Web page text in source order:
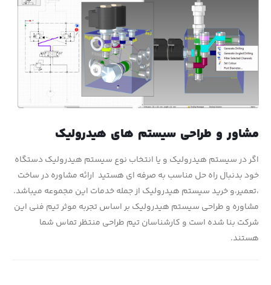
مشاور و طراحی سیستم های هیدرولیک
اگر در سیستم هیدرولیک و یا انتخاب نوع سیستم هیدرولیک دستگاه
خود بدنبال راه حل مناسب به صرفه ای هستید ارائه مشاوره در ساخت
،تعمیر،و خرید سیستم هیدرولیک از جمله خدمات این مجموعه میباشد.
مشاوره و طراحی سیستم هیدرولیک بر اساس تجربه موثر تیم فنی این
شرکت بنا شده است و کارشناسان تیم طراحی منتظر تماس شما
هستند.